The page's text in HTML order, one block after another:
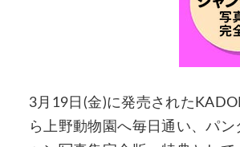
3月19日(金)に発売された
ら上野動物園へ毎日通い、パ